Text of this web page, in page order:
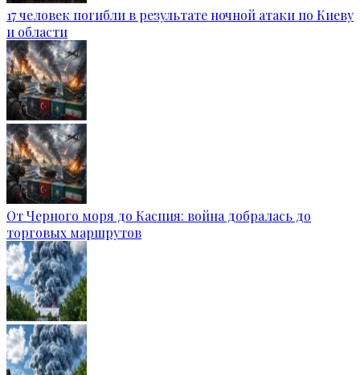
17 человек погибли в результате ночной атаки по Киеву
и области
От Черного моря до Каспия: война добралась до
торговых маршрутов